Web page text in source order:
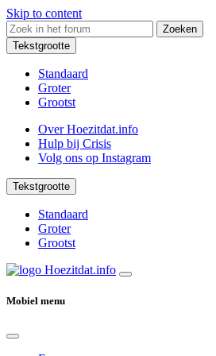
Skip to content
Zoeken
Tekstgrootte
Standaard
Groter
Grootst
Over Hoezitdat.info
Hulp bij Crisis
Volg ons op Instagram
Tekstgrootte
Standaard
Groter
Grootst
Mobiel menu